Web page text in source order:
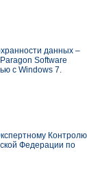
данных –
Software
с Windows 7.
Контролю
Федерации по